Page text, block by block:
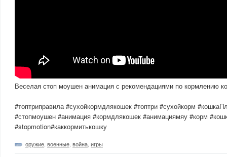
Веселая стоп моушен анимация с рекомендациями по кормлению
#топтриправила #сухойкормдлякошек #топтри #сухойкорм
#стопмоушен #анимация #кормдлякошек #анимациямяу #корм
#stopmotion#каккормитькошку
оружие военные война игры